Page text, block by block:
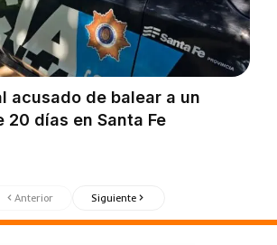
acusado de balear a un
20 días en Santa Fe
Anterior Siguiente